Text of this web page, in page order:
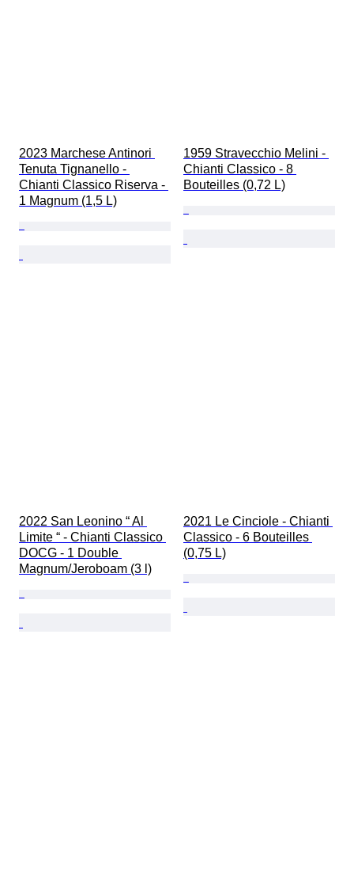
2023 Marchese Antinori
Tenuta Tignanello -
Chianti Classico Riserva -
1 Magnum (1,5 L)
1959 Stravecchio Melini -
Chianti Classico - 8
Bouteilles (0,72 L)
2022 San Leonino “ Al
Limite “ - Chianti Classico
DOCG - 1 Double
Magnum/Jeroboam (3 l)
2021 Le Cinciole - Chianti
Classico - 6 Bouteilles
(0,75 L)